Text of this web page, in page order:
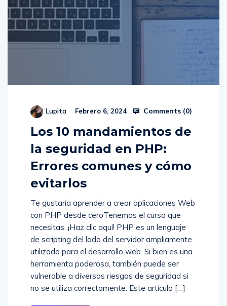
Lupita Febrero 6, 2024 Comments (0)
Los 10 mandamientos de
la seguridad en PHP:
Errores comunes y cómo
evitarlos
Te gustaría aprender a crear aplicaciones Web
con PHP desde ceroTenemos el curso que
necesitas. ¡Haz clic aquí! PHP es un lenguaje
de scripting del lado del servidor ampliamente
utilizado para el desarrollo web. Si bien es una
herramienta poderosa, también puede ser
vulnerable a diversos riesgos de seguridad si
no se utiliza correctamente. Este artículo […]